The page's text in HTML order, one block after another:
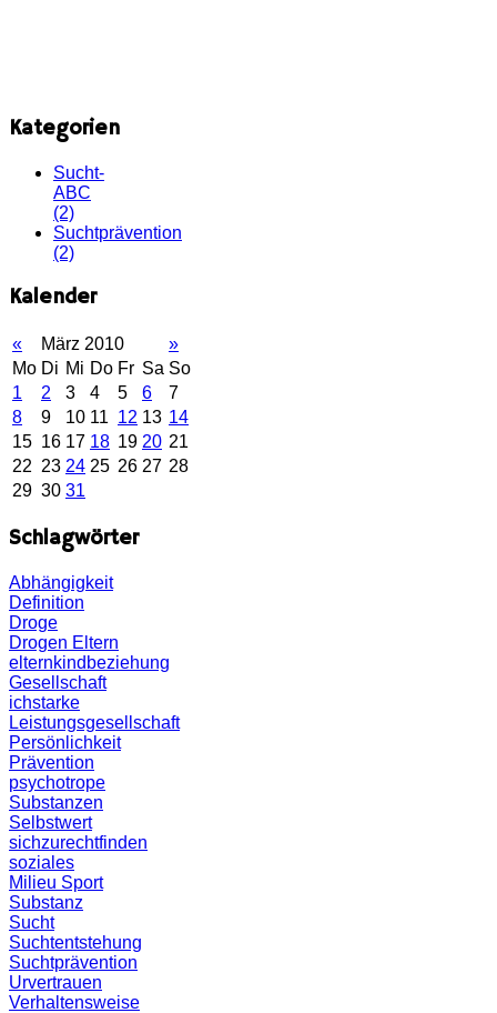
Kategorien
Sucht-
ABC
(2)
Suchtprävention
(2)
Kalender
« März 2010
»
Mo Di Mi Do Fr Sa So
1
2 3 4 5 6
7
8
9 10 11 12 13 14
15 16 17 18 19 20 21
22 23 24 25 26 27 28
29 30 31
Schlagwörter
Abhängigkeit
Definition
Droge
Drogen Eltern
elternkindbeziehung
Gesellschaft
ichstarke
Leistungsgesellschaft
Persönlichkeit
Prävention
psychotrope
Substanzen
Selbstwert
sichzurechtfinden
soziales
Milieu Sport
Substanz
Sucht
Suchtentstehung
Suchtprävention
Urvertrauen
Verhaltensweise